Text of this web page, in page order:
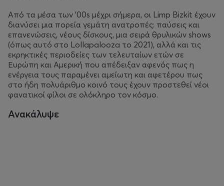
Από τα μέσα των ’00s μέχρι σήμερα, οι Limp Bizkit έχουν
διανύσει μια πορεία γεμάτη ανατροπές: παύσεις και
επανενώσεις, νέους δίσκους, μια σειρά θρυλικών shows
(όπως αυτό στο Lollapalooza το 2021), αλλά και τις
εκρηκτικές περιοδείες των τελευταίων ετών σε
Ευρώπη και Αμερική που απέδειξαν αφενός πως η
ενέργεια τους παραμένει αμείωτη και αφετέρου πως
στο ήδη πολυάριθμο κοινό τους έχουν προστεθεί νέοι
φανατικοί φίλοι σε ολόκληρο τον κόσμο.
Ανακάλυψε